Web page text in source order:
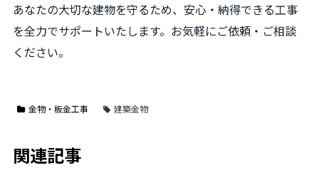
あなたの大切な建物を守るため、安心・納得できる工事
を全力でサポートいたします。お気軽にご依頼・ご相談
ください。
金物・板金工事 建築金物
関連記事